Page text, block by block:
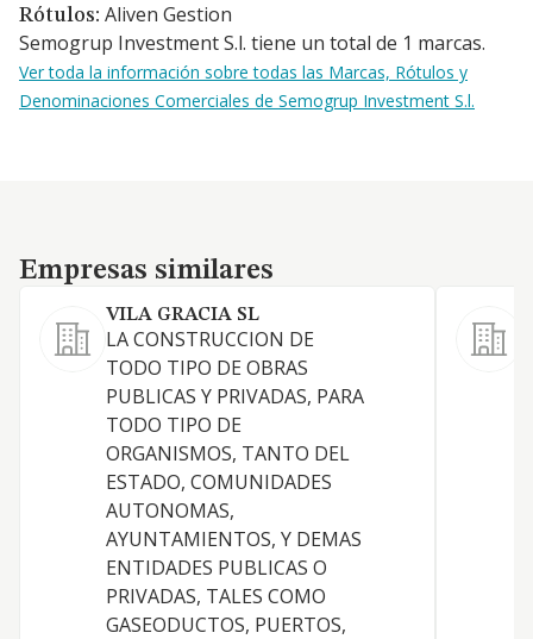
Rótulos: Aliven Gestion
Semogrup Investment S.l. tiene un total de 1 marcas.
Ver toda la información sobre todas las Marcas, Rótulos y
Denominaciones Comerciales de Semogrup Investment S.l.
Empresas similares
Empresas similares
VILA GRACIA SL
LA CONSTRUCCION DE
TODO TIPO DE OBRAS
PUBLICAS Y PRIVADAS, PARA
TODO TIPO DE
ORGANISMOS, TANTO DEL
ESTADO, COMUNIDADES
AUTONOMAS,
AYUNTAMIENTOS, Y DEMAS
ENTIDADES PUBLICAS O
PRIVADAS, TALES COMO
GASEODUCTOS, PUERTOS,